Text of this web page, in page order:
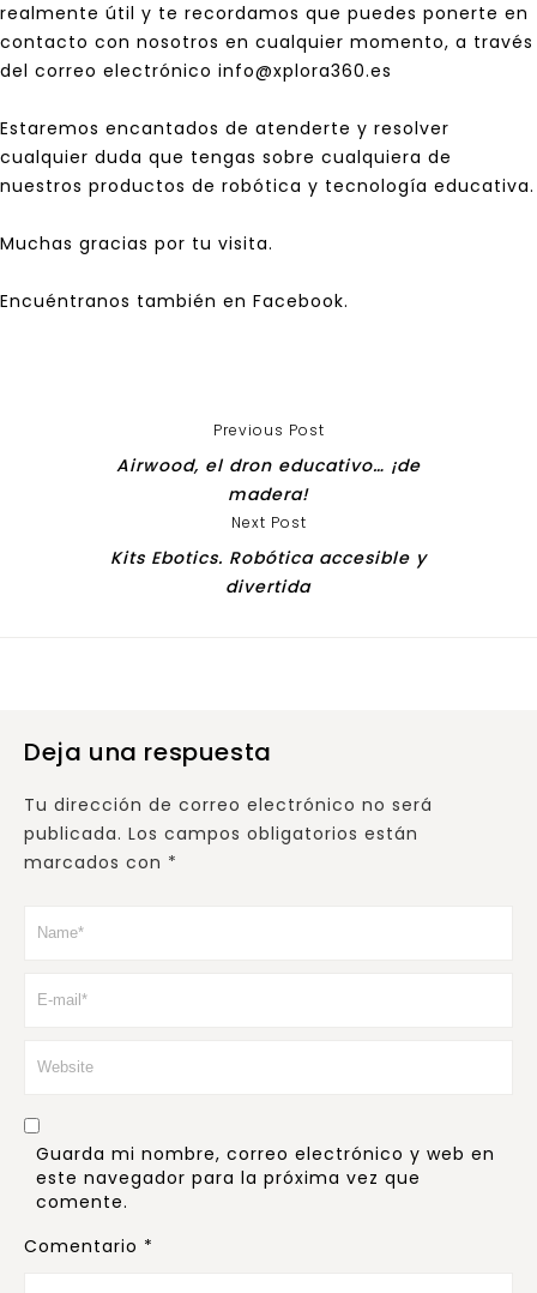
realmente útil y te recordamos que puedes ponerte en
contacto con nosotros en cualquier momento, a través
del correo electrónico info@xplora360.es
Estaremos encantados de atenderte y resolver
cualquier duda que tengas sobre cualquiera de
nuestros productos de robótica y tecnología educativa.
Muchas gracias por tu visita.
Encuéntranos también en Facebook.
Previous Post
Airwood, el dron educativo… ¡de
madera!
Next Post
Kits Ebotics. Robótica accesible y
divertida
Deja una respuesta
Tu dirección de correo electrónico no será
publicada. Los campos obligatorios están
marcados con *
Guarda mi nombre, correo electrónico y web en
este navegador para la próxima vez que
comente.
Comentario *